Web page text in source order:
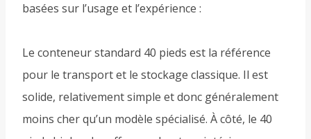
basées sur l’usage et l’expérience :
Le conteneur standard 40 pieds est la référence
pour le transport et le stockage classique. Il est
solide, relativement simple et donc généralement
moins cher qu’un modèle spécialisé. À côté, le 40